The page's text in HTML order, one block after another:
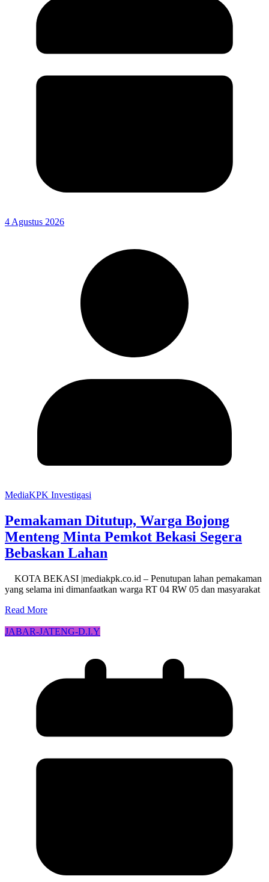
4 Agustus 2026
MediaKPK Investigasi
Pemakaman Ditutup, Warga Bojong
Menteng Minta Pemkot Bekasi Segera
Bebaskan Lahan
KOTA BEKASI |mediakpk.co.id – Penutupan lahan pemakaman
yang selama ini dimanfaatkan warga RT 04 RW 05 dan masyarakat
Read More
JABAR-JATENG-D.I.Y